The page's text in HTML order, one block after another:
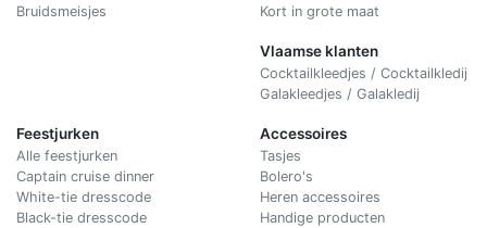
Bruidsmeisjes
Kort in grote maat
Vlaamse klanten
Cocktailkleedjes / Cocktailkledij
Galakleedjes / Galakledij
Feestjurken
Alle feestjurken
Captain cruise dinner
White-tie dresscode
Black-tie dresscode
Accessoires
Tasjes
Bolero's
Heren accessoires
Handige producten